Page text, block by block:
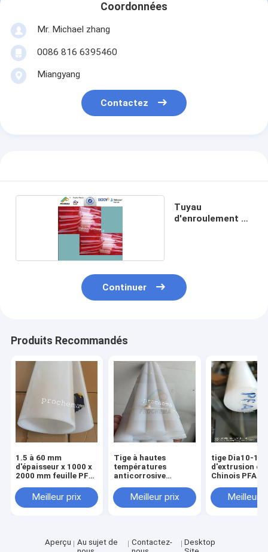
Coordonnées
Mr. Michael zhang
0086 816 6395460
Miangyang
Contactez
Tuyau
d'enroulement de
Continuer
Produits Recommandés
1.5 à 60 mm
d'épaisseur x 1000 x
2000 mm feuille PFA,
PFA
Meilleur prix
Tige à hautes
températures
anticorrosive
Meilleur prix
tige Dia10-
d'extrusion du
Chinois PFA de
Meilleur
Aperçu
Au sujet de
Contactez-
Desktop